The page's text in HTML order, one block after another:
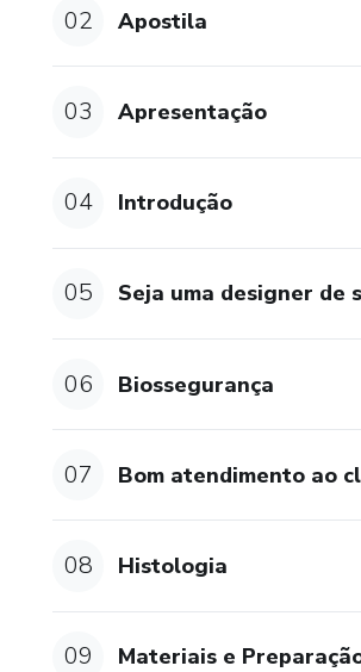
02 Apostila
03 Apresentação
04 Introdução
05 Seja uma designer de
06 Biossegurança
07 Bom atendimento ao
08 Histologia
09 Materiais e